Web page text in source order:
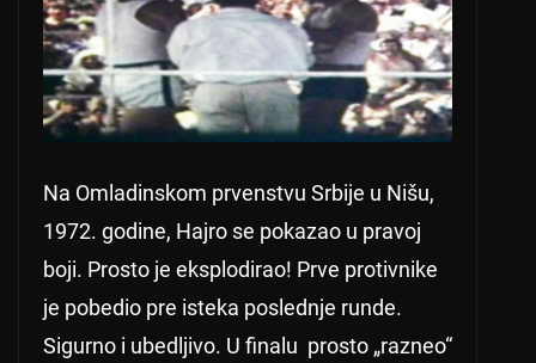
Na Omladinskom prvenstvu Srbije u Nišu,
1972. godine, Hajro se pokazao u pravoj
boji. Prosto je eksplodirao! Prve protivnike
je pobedio pre isteka poslednje runde.
Sigurno i ubedljivo. U finalu prosto „razneo“